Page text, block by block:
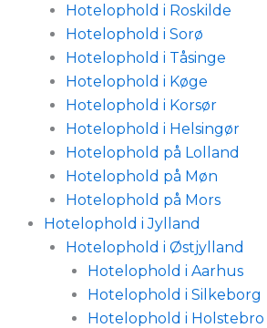
Hotelophold i Roskilde
Hotelophold i Sorø
Hotelophold i Tåsinge
Hotelophold i Køge
Hotelophold i Korsør
Hotelophold i Helsingør
Hotelophold på Lolland
Hotelophold på Møn
Hotelophold på Mors
Hotelophold i Jylland
Hotelophold i Østjylland
Hotelophold i Aarhus
Hotelophold i Silkeborg
Hotelophold i Holstebro